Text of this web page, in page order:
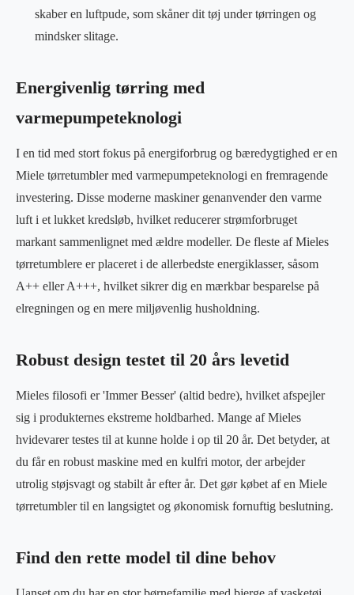
skaber en luftpude, som skåner dit tøj under tørringen og
mindsker slitage.
Energivenlig tørring med
varmepumpeteknologi
I en tid med stort fokus på energiforbrug og bæredygtighed er en
Miele tørretumbler med varmepumpeteknologi en fremragende
investering. Disse moderne maskiner genanvender den varme
luft i et lukket kredsløb, hvilket reducerer strømforbruget
markant sammenlignet med ældre modeller. De fleste af Mieles
tørretumblere er placeret i de allerbedste energiklasser, såsom
A++ eller A+++, hvilket sikrer dig en mærkbar besparelse på
elregningen og en mere miljøvenlig husholdning.
Robust design testet til 20 års levetid
Mieles filosofi er 'Immer Besser' (altid bedre), hvilket afspejler
sig i produkternes ekstreme holdbarhed. Mange af Mieles
hvidevarer testes til at kunne holde i op til 20 år. Det betyder, at
du får en robust maskine med en kulfri motor, der arbejder
utrolig støjsvagt og stabilt år efter år. Det gør købet af en Miele
tørretumbler til en langsigtet og økonomisk fornuftig beslutning.
Find den rette model til dine behov